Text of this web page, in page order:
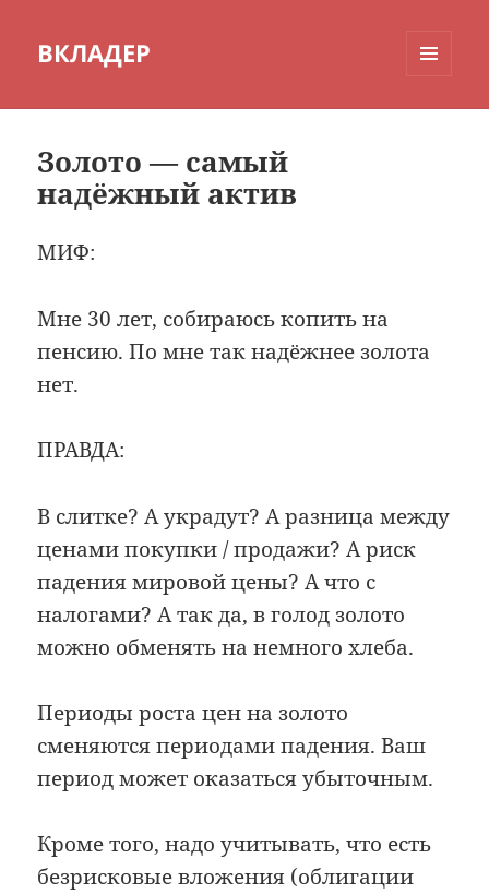
ВКЛАДЕР
Золото — самый
надёжный актив
МИФ:
Мне 30 лет, собираюсь копить на
пенсию. По мне так надёжнее золота
нет.
ПРАВДА:
В слитке? А украдут? А разница между
ценами покупки / продажи? А риск
падения мировой цены? А что с
налогами? А так да, в голод золото
можно обменять на немного хлеба.
Периоды роста цен на золото
сменяются периодами падения. Ваш
период может оказаться убыточным.
Кроме того, надо учитывать, что есть
безрисковые вложения (облигации